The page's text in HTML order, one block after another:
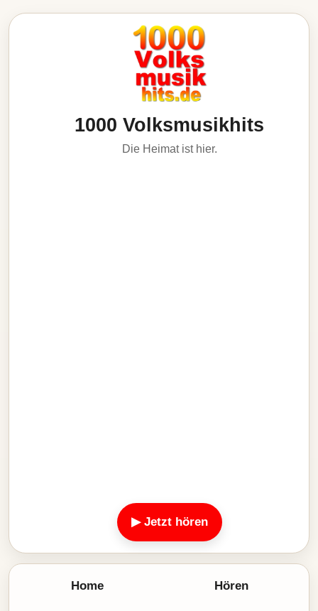
1000 Volksmusikhits
Die Heimat ist hier.
▶ Jetzt hören
Home Hören